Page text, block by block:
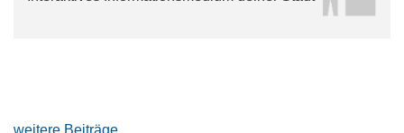
weitere Beiträge